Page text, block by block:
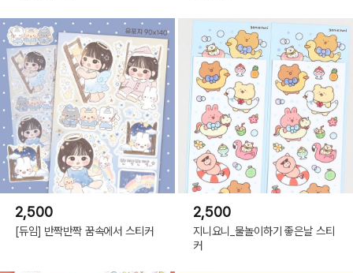
2,500
[듀임] 반짝반짝 꿈속에서 스티커
2,500
지니요니_물놀이하기 좋은날 스티
커